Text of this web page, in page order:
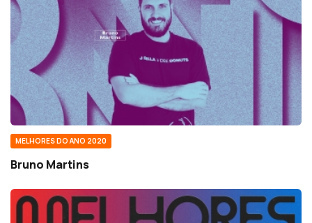
MELHORES DO ANO 2020
Bruno Martins